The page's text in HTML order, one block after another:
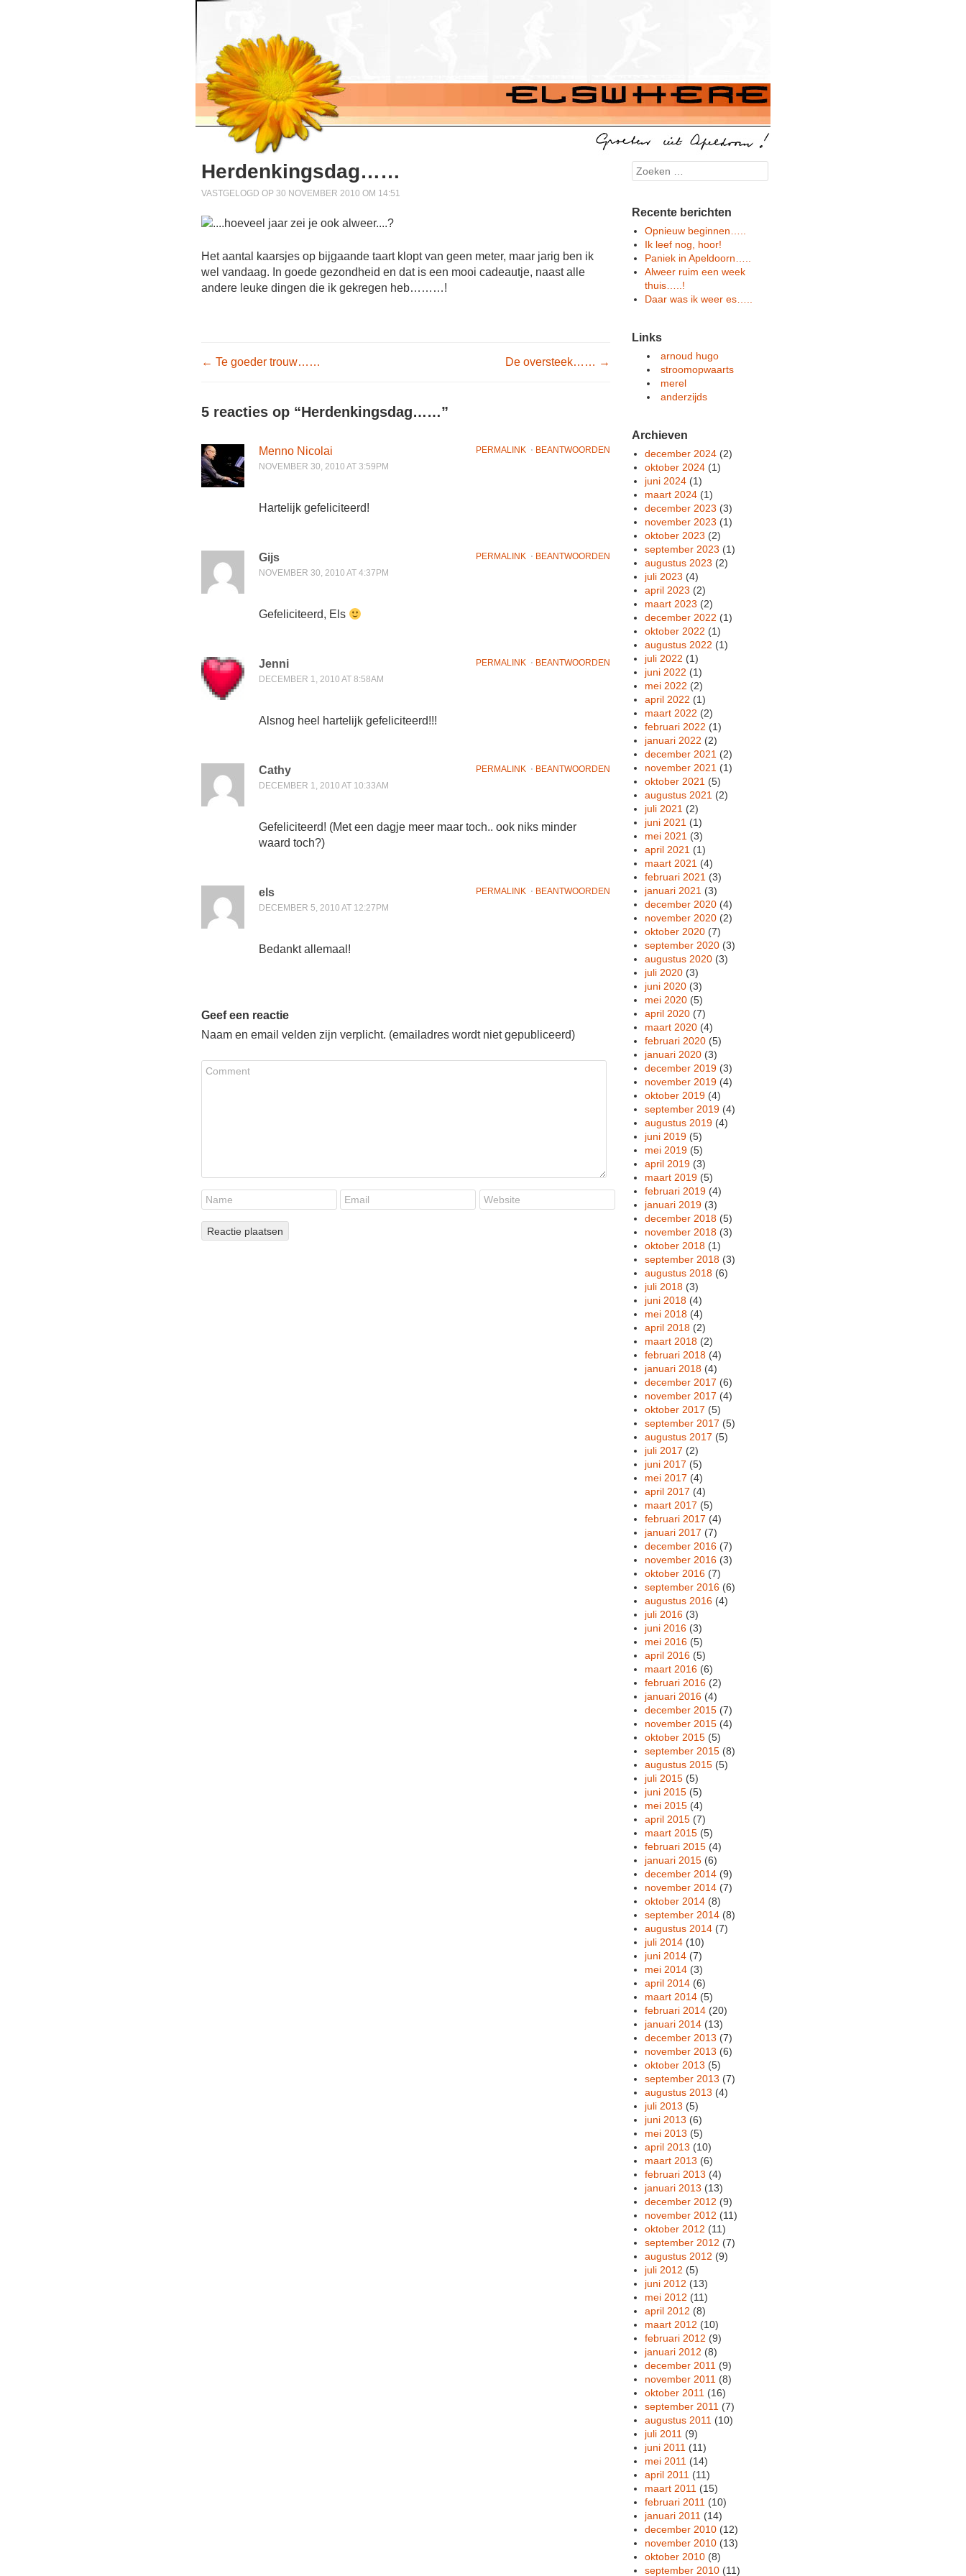
Herdenkingsdag……
VASTGELOGD OP 30 NOVEMBER 2010 OM 14:51
Het aantal kaarsjes op bijgaande taart klopt van geen meter, maar jarig ben ik
wel vandaag. In goede gezondheid en dat is een mooi cadeautje, naast alle
andere leuke dingen die ik gekregen heb………!
Post navigation
← Te goeder trouw…… De oversteek…… →
5 reacties op “Herdenkingsdag……”
PERMALINK ⋅ BEANTWOORDEN
Menno Nicolai
NOVEMBER 30, 2010 AT 3:59PM
Hartelijk gefeliciteerd!
PERMALINK ⋅ BEANTWOORDEN
Gijs
NOVEMBER 30, 2010 AT 4:37PM
Gefeliciteerd, Els
PERMALINK ⋅ BEANTWOORDEN
Jenni
DECEMBER 1, 2010 AT 8:58AM
Alsnog heel hartelijk gefeliciteerd!!!
PERMALINK ⋅ BEANTWOORDEN
Cathy
DECEMBER 1, 2010 AT 10:33AM
Gefeliciteerd! (Met een dagje meer maar toch.. ook niks minder
waard toch?)
PERMALINK ⋅ BEANTWOORDEN
els
DECEMBER 5, 2010 AT 12:27PM
Bedankt allemaal!
Geef een reactie
Naam en email velden zijn verplicht. (emailadres wordt niet gepubliceerd)
Search
Recente berichten
Opnieuw beginnen…..
Ik leef nog, hoor!
Paniek in Apeldoorn…..
Alweer ruim een week
thuis…..!
Daar was ik weer es…..
Links
arnoud hugo
stroomopwaarts
merel
anderzijds
Archieven
december 2024 (2)
oktober 2024 (1)
juni 2024 (1)
maart 2024 (1)
december 2023 (3)
november 2023 (1)
oktober 2023 (2)
september 2023 (1)
augustus 2023 (2)
juli 2023 (4)
april 2023 (2)
maart 2023 (2)
december 2022 (1)
oktober 2022 (1)
augustus 2022 (1)
juli 2022 (1)
juni 2022 (1)
mei 2022 (2)
april 2022 (1)
maart 2022 (2)
februari 2022 (1)
januari 2022 (2)
december 2021 (2)
november 2021 (1)
oktober 2021 (5)
augustus 2021 (2)
juli 2021 (2)
juni 2021 (1)
mei 2021 (3)
april 2021 (1)
maart 2021 (4)
februari 2021 (3)
januari 2021 (3)
december 2020 (4)
november 2020 (2)
oktober 2020 (7)
september 2020 (3)
augustus 2020 (3)
juli 2020 (3)
juni 2020 (3)
mei 2020 (5)
april 2020 (7)
maart 2020 (4)
februari 2020 (5)
januari 2020 (3)
december 2019 (3)
november 2019 (4)
oktober 2019 (4)
september 2019 (4)
augustus 2019 (4)
juni 2019 (5)
mei 2019 (5)
april 2019 (3)
maart 2019 (5)
februari 2019 (4)
januari 2019 (3)
december 2018 (5)
november 2018 (3)
oktober 2018 (1)
september 2018 (3)
augustus 2018 (6)
juli 2018 (3)
juni 2018 (4)
mei 2018 (4)
april 2018 (2)
maart 2018 (2)
februari 2018 (4)
januari 2018 (4)
december 2017 (6)
november 2017 (4)
oktober 2017 (5)
september 2017 (5)
augustus 2017 (5)
juli 2017 (2)
juni 2017 (5)
mei 2017 (4)
april 2017 (4)
maart 2017 (5)
februari 2017 (4)
januari 2017 (7)
december 2016 (7)
november 2016 (3)
oktober 2016 (7)
september 2016 (6)
augustus 2016 (4)
juli 2016 (3)
juni 2016 (3)
mei 2016 (5)
april 2016 (5)
maart 2016 (6)
februari 2016 (2)
januari 2016 (4)
december 2015 (7)
november 2015 (4)
oktober 2015 (5)
september 2015 (8)
augustus 2015 (5)
juli 2015 (5)
juni 2015 (5)
mei 2015 (4)
april 2015 (7)
maart 2015 (5)
februari 2015 (4)
januari 2015 (6)
december 2014 (9)
november 2014 (7)
oktober 2014 (8)
september 2014 (8)
augustus 2014 (7)
juli 2014 (10)
juni 2014 (7)
mei 2014 (3)
april 2014 (6)
maart 2014 (5)
februari 2014 (20)
januari 2014 (13)
december 2013 (7)
november 2013 (6)
oktober 2013 (5)
september 2013 (7)
augustus 2013 (4)
juli 2013 (5)
juni 2013 (6)
mei 2013 (5)
april 2013 (10)
maart 2013 (6)
februari 2013 (4)
januari 2013 (13)
december 2012 (9)
november 2012 (11)
oktober 2012 (11)
september 2012 (7)
augustus 2012 (9)
juli 2012 (5)
juni 2012 (13)
mei 2012 (11)
april 2012 (8)
maart 2012 (10)
februari 2012 (9)
januari 2012 (8)
december 2011 (9)
november 2011 (8)
oktober 2011 (16)
september 2011 (7)
augustus 2011 (10)
juli 2011 (9)
juni 2011 (11)
mei 2011 (14)
april 2011 (11)
maart 2011 (15)
februari 2011 (10)
januari 2011 (14)
december 2010 (12)
november 2010 (13)
oktober 2010 (8)
september 2010 (11)